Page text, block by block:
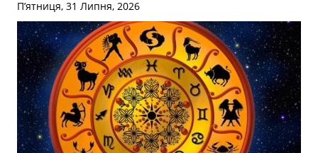
П’ятниця, 31 Липня, 2026